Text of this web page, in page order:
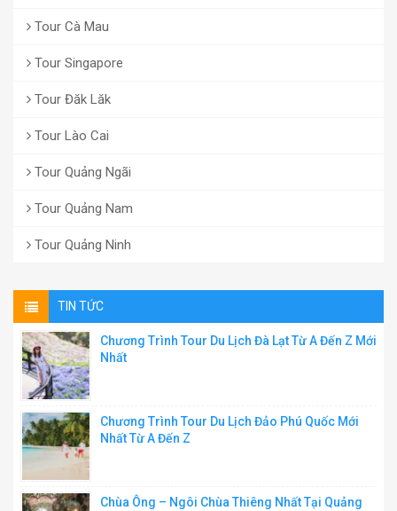
Tour Cà Mau
Tour Singapore
Tour Đăk Lăk
Tour Lào Cai
Tour Quảng Ngãi
Tour Quảng Nam
Tour Quảng Ninh
TIN TỨC
Chương Trình Tour Du Lịch Đà Lạt Từ A Đến Z Mới
Nhất
Chương Trình Tour Du Lịch Đảo Phú Quốc Mới
Nhất Từ A Đến Z
Chùa Ông – Ngôi Chùa Thiêng Nhất Tại Quảng